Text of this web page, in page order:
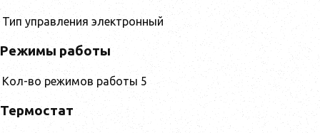
Тип управления электронный
Режимы работы
Кол-во режимов работы 5
Термостат